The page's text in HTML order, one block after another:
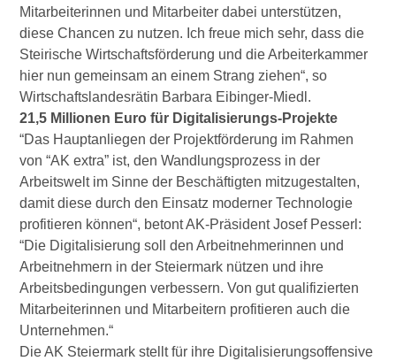
Mitarbeiterinnen und Mitarbeiter dabei unterstützen,
diese Chancen zu nutzen. Ich freue mich sehr, dass die
Steirische Wirtschaftsförderung und die Arbeiterkammer
hier nun gemeinsam an einem Strang ziehen“, so
Wirtschaftslandesrätin Barbara Eibinger-Miedl.
21,5 Millionen Euro für Digitalisierungs-Projekte
“Das Hauptanliegen der Projektförderung im Rahmen
von “AK extra” ist, den Wandlungsprozess in der
Arbeitswelt im Sinne der Beschäftigten mitzugestalten,
damit diese durch den Einsatz moderner Technologie
profitieren können“, betont AK-Präsident Josef Pesserl:
“Die Digitalisierung soll den Arbeitnehmerinnen und
Arbeitnehmern in der Steiermark nützen und ihre
Arbeitsbedingungen verbessern. Von gut qualifizierten
Mitarbeiterinnen und Mitarbeitern profitieren auch die
Unternehmen.“
Die AK Steiermark stellt für ihre Digitalisierungsoffensive